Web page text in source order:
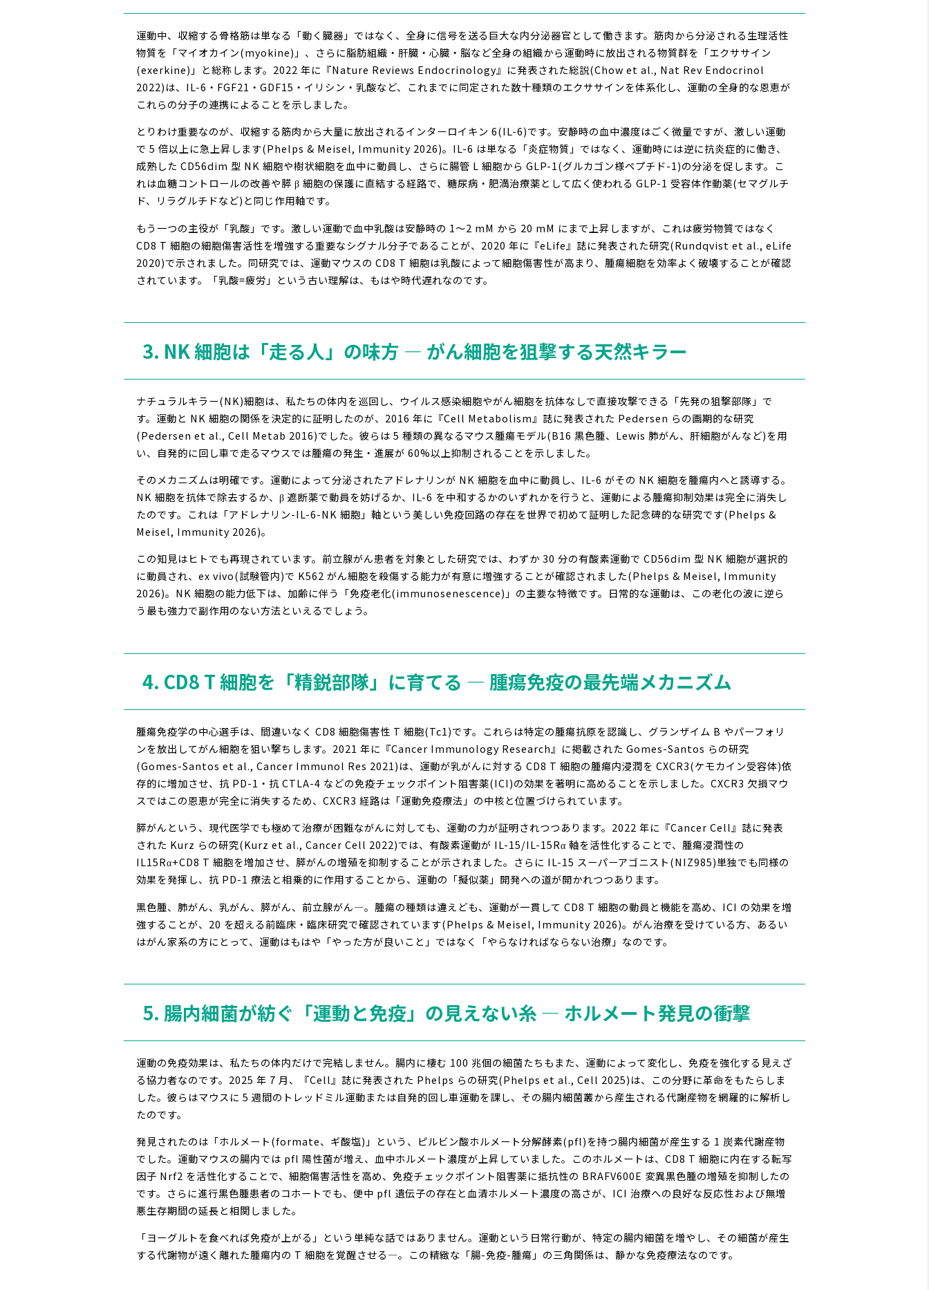
運動中、収縮する骨格筋は単なる「動く臓器」ではなく、全身に信号を送る巨大な内分泌器官として働きます。筋肉から分泌される生理活性
物質を「マイオカイン(myokine)」、さらに脂肪組織・肝臓・心臓・脳など全身の組織から運動時に放出される物質群を「エクササイン
(exerkine)」と総称します。2022 年に『Nature Reviews Endocrinology』に発表された総説(Chow et al., Nat Rev Endocrinol
2022)は、IL-6・FGF21・GDF15・イリシン・乳酸など、これまでに同定された数十種類のエクササインを体系化し、運動の全身的な恩恵が
これらの分子の連携によることを示しました。
とりわけ重要なのが、収縮する筋肉から大量に放出されるインターロイキン 6(IL-6)です。安静時の血中濃度はごく微量ですが、激しい運動
で 5 倍以上に急上昇します(Phelps & Meisel, Immunity 2026)。IL-6 は単なる「炎症物質」ではなく、運動時には逆に抗炎症的に働き、
成熟した CD56dim 型 NK 細胞や樹状細胞を血中に動員し、さらに腸管 L 細胞から GLP-1(グルカゴン様ペプチド-1)の分泌を促します。こ
れは血糖コントロールの改善や膵 β 細胞の保護に直結する経路で、糖尿病・肥満治療薬として広く使われる GLP-1 受容体作動薬(セマグルチ
ド、リラグルチドなど)と同じ作用軸です。
もう一つの主役が「乳酸」です。激しい運動で血中乳酸は安静時の 1〜2 mM から 20 mM にまで上昇しますが、これは疲労物質ではなく
CD8 T 細胞の細胞傷害活性を増強する重要なシグナル分子であることが、2020 年に『eLife』誌に発表された研究(Rundqvist et al., eLife
2020)で示されました。同研究では、運動マウスの CD8 T 細胞は乳酸によって細胞傷害性が高まり、腫瘍細胞を効率よく破壊することが確認
されています。「乳酸=疲労」という古い理解は、もはや時代遅れなのです。
3. NK 細胞は「走る人」の味方 ― がん細胞を狙撃する天然キラー
ナチュラルキラー(NK)細胞は、私たちの体内を巡回し、ウイルス感染細胞やがん細胞を抗体なしで直接攻撃できる「先発の狙撃部隊」で
す。運動と NK 細胞の関係を決定的に証明したのが、2016 年に『Cell Metabolism』誌に発表された Pedersen らの画期的な研究
(Pedersen et al., Cell Metab 2016)でした。彼らは 5 種類の異なるマウス腫瘍モデル(B16 黒色腫、Lewis 肺がん、肝細胞がんなど)を用
い、自発的に回し車で走るマウスでは腫瘍の発生・進展が 60%以上抑制されることを示しました。
そのメカニズムは明確です。運動によって分泌されたアドレナリンが NK 細胞を血中に動員し、IL-6 がその NK 細胞を腫瘍内へと誘導する。
NK 細胞を抗体で除去するか、β 遮断薬で動員を妨げるか、IL-6 を中和するかのいずれかを行うと、運動による腫瘍抑制効果は完全に消失し
たのです。これは「アドレナリン-IL-6-NK 細胞」軸という美しい免疫回路の存在を世界で初めて証明した記念碑的な研究です(Phelps &
Meisel, Immunity 2026)。
この知見はヒトでも再現されています。前立腺がん患者を対象とした研究では、わずか 30 分の有酸素運動で CD56dim 型 NK 細胞が選択的
に動員され、ex vivo(試験管内)で K562 がん細胞を殺傷する能力が有意に増強することが確認されました(Phelps & Meisel, Immunity
2026)。NK 細胞の能力低下は、加齢に伴う「免疫老化(immunosenescence)」の主要な特徴です。日常的な運動は、この老化の波に逆ら
う最も強力で副作用のない方法といえるでしょう。
4. CD8 T 細胞を「精鋭部隊」に育てる ― 腫瘍免疫の最先端メカニズム
腫瘍免疫学の中心選手は、間違いなく CD8 細胞傷害性 T 細胞(Tc1)です。これらは特定の腫瘍抗原を認識し、グランザイム B やパーフォリ
ンを放出してがん細胞を狙い撃ちします。2021 年に『Cancer Immunology Research』に掲載された Gomes-Santos らの研究
(Gomes-Santos et al., Cancer Immunol Res 2021)は、運動が乳がんに対する CD8 T 細胞の腫瘍内浸潤を CXCR3(ケモカイン受容体)依
存的に増加させ、抗 PD-1・抗 CTLA-4 などの免疫チェックポイント阻害薬(ICI)の効果を著明に高めることを示しました。CXCR3 欠損マウ
スではこの恩恵が完全に消失するため、CXCR3 経路は「運動免疫療法」の中核と位置づけられています。
膵がんという、現代医学でも極めて治療が困難ながんに対しても、運動の力が証明されつつあります。2022 年に『Cancer Cell』誌に発表
された Kurz らの研究(Kurz et al., Cancer Cell 2022)では、有酸素運動が IL-15/IL-15Rα 軸を活性化することで、腫瘍浸潤性の
IL15Rα+CD8 T 細胞を増加させ、膵がんの増殖を抑制することが示されました。さらに IL-15 スーパーアゴニスト(NIZ985)単独でも同様の
効果を発揮し、抗 PD-1 療法と相乗的に作用することから、運動の「擬似薬」開発への道が開かれつつあります。
黒色腫、肺がん、乳がん、膵がん、前立腺がん―。腫瘍の種類は違えども、運動が一貫して CD8 T 細胞の動員と機能を高め、ICI の効果を増
強することが、20 を超える前臨床・臨床研究で確認されています(Phelps & Meisel, Immunity 2026)。がん治療を受けている方、あるい
はがん家系の方にとって、運動はもはや「やった方が良いこと」ではなく「やらなければならない治療」なのです。
5. 腸内細菌が紡ぐ「運動と免疫」の見えない糸 ― ホルメート発見の衝撃
運動の免疫効果は、私たちの体内だけで完結しません。腸内に棲む 100 兆個の細菌たちもまた、運動によって変化し、免疫を強化する見えざ
る協力者なのです。2025 年 7 月、『Cell』誌に発表された Phelps らの研究(Phelps et al., Cell 2025)は、この分野に革命をもたらしま
した。彼らはマウスに 5 週間のトレッドミル運動または自発的回し車運動を課し、その腸内細菌叢から産生される代謝産物を網羅的に解析し
たのです。
発見されたのは「ホルメート(formate、ギ酸塩)」という、ピルビン酸ホルメート分解酵素(pfl)を持つ腸内細菌が産生する 1 炭素代謝産物
でした。運動マウスの腸内では pfl 陽性菌が増え、血中ホルメート濃度が上昇していました。このホルメートは、CD8 T 細胞に内在する転写
因子 Nrf2 を活性化することで、細胞傷害活性を高め、免疫チェックポイント阻害薬に抵抗性の BRAFV600E 変異黒色腫の増殖を抑制したの
です。さらに進行黒色腫患者のコホートでも、便中 pfl 遺伝子の存在と血清ホルメート濃度の高さが、ICI 治療への良好な反応性および無増
悪生存期間の延長と相関しました。
「ヨーグルトを食べれば免疫が上がる」という単純な話ではありません。運動という日常行動が、特定の腸内細菌を増やし、その細菌が産生
する代謝物が遠く離れた腫瘍内の T 細胞を覚醒させる―。この精緻な「腸-免疫-腫瘍」の三角関係は、静かな免疫療法なのです。